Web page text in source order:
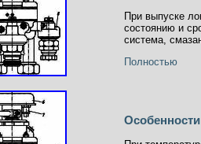
При выпуске
состоянию и
система,
Полностью